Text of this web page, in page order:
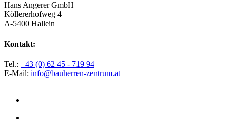
Hans Angerer GmbH
Köllererhofweg 4
A-5400 Hallein
Kontakt:
Tel.: +43 (0) 62 45 - 719 94
E-Mail: info@bauherren-zentrum.at